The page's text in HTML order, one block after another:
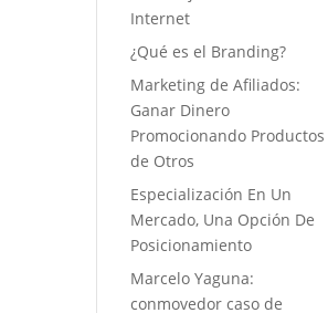
Internet
¿Qué es el Branding?
Marketing de Afiliados:
Ganar Dinero
Promocionando Productos
de Otros
Especialización En Un
Mercado, Una Opción De
Posicionamiento
Marcelo Yaguna:
conmovedor caso de